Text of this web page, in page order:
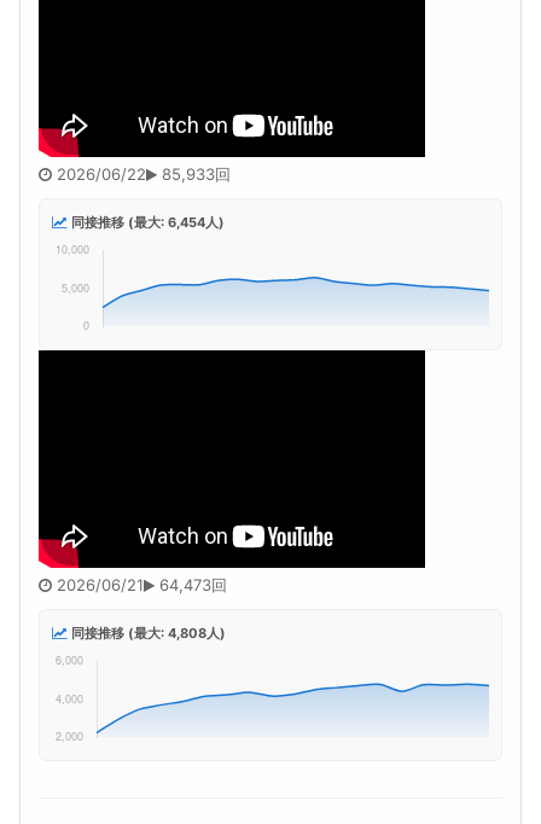
2026/06/22 85,933回
同接推移 (最大: 6,454人)
2026/06/21 64,473回
同接推移 (最大: 4,808人)